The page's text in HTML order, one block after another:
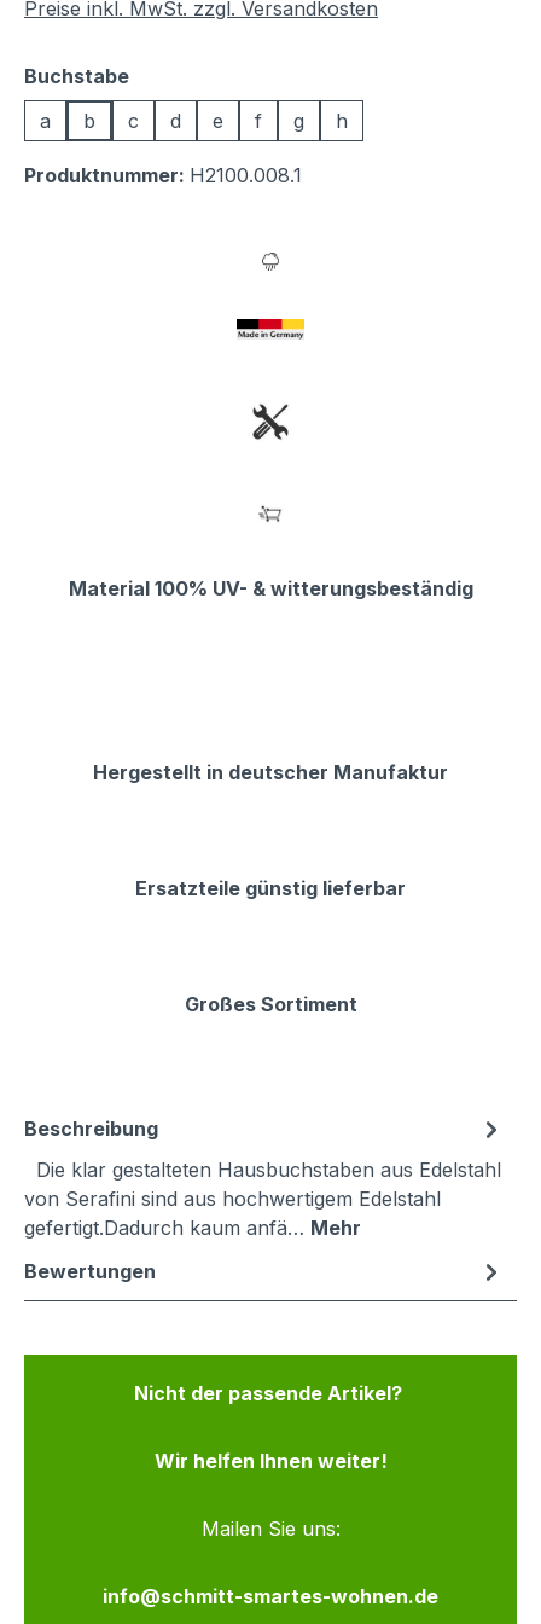
Preise inkl. MwSt. zzgl. Versandkosten
Buchstabeauswählen
a
b c d e f g h
Produktnummer: H2100.008.1
Material 100% UV- & witterungsbeständig
Hergestellt in deutscher Manufaktur
Ersatzteile günstig lieferbar
Großes Sortiment
Beschreibung
Die klar gestalteten Hausbuchstaben aus Edelstahl
von Serafini sind aus hochwertigem Edelstahl
gefertigt.Dadurch kaum anfä… Mehr
Bewertungen
Nicht der passende Artikel?
Wir helfen Ihnen weiter!
Mailen Sie uns:
info@schmitt-smartes-wohnen.de